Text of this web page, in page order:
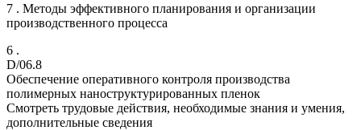
7 . Методы эффективного планирования и организации
производственного процесса
6 .
D/06.8
Обеспечение оперативного контроля производства
полимерных наноструктурированных пленок
Смотреть трудовые действия, необходимые знания и умения,
дополнительные сведения